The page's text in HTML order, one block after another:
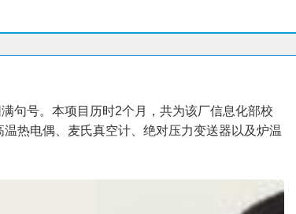
句号。本项目历时2个月，共为该厂信息化部校
热电偶、麦氏真空计、绝对压力变送器以及炉温